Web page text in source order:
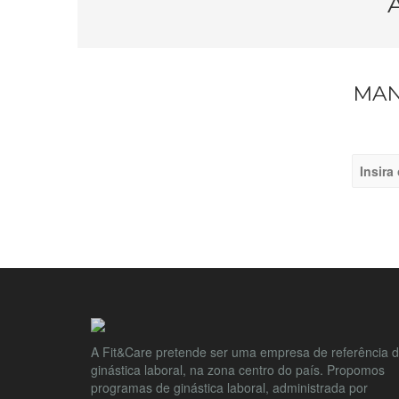
A Fit&Care pretende ser uma empresa de referência
ginástica laboral, na zona centro do país. Propomos
programas de ginástica laboral, administrada por